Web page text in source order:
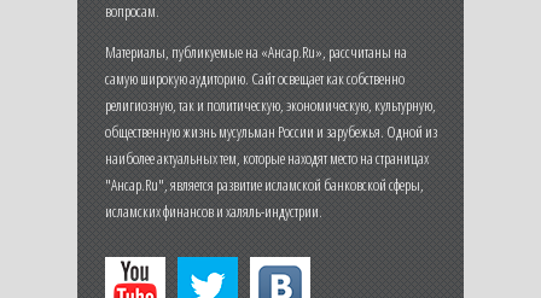
вопросам.
Материалы, публикуемые на «Ансар.Ru», рассчитаны на
самую широкую аудиторию. Сайт освещает как собственно
религиозную, так и политическую, экономическую, культурную,
общественную жизнь мусульман России и зарубежья. Одной из
наиболее актуальных тем, которые находят место на страницах
"Ансар.Ru", является развитие исламской банковской сферы,
исламских финансов и халяль-индустрии.